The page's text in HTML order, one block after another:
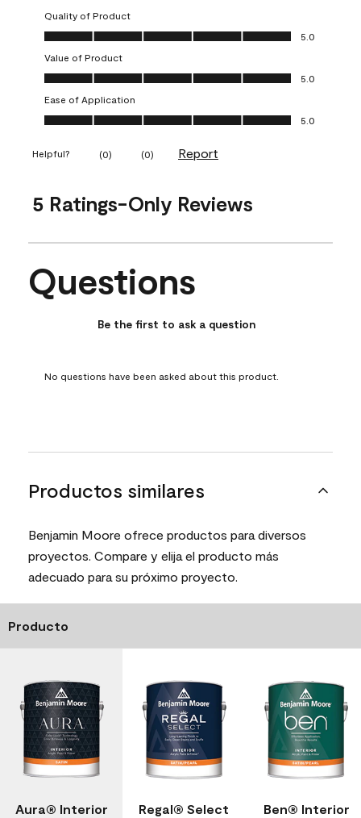
Quality of Product
Quality of Product, 5.0 out of 5
5.0
Value of Product
Value of Product, 5.0 out of 5
5.0
Ease of Application
Ease of Application, 5.0 out of 5
5.0
Helpful? (0) (0) Report
5 Ratings-Only Reviews
No questions have been asked about this product.
Questions
Be the first to ask a question
No questions have been asked about this product.
Productos similares
Benjamin Moore ofrece productos para diversos
proyectos. Compare y elija el producto más
adecuado para su próximo proyecto.
Producto
Aura® Interior
Regal® Select
Ben® Interior